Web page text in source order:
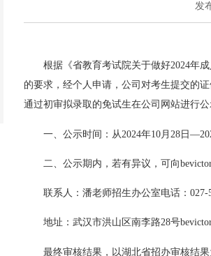
发
根据《省教育考试院关于做好2024年
的要求，经个人申请，公司对考生提交的
通过初审拟录取的免试生在公司网站进行公
一、公示时间：从2024年10月28日
二、公示期内，若有异议，可向
联系人：潘老师招生办公室电话：027-
地址：武汉市洪山区南李路28号
最终审核结果，以湖北省招办审核结果